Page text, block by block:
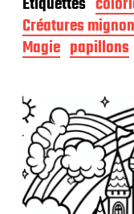
e
d
e
p
l
i
c
a
t
i
o
Créatures
Magie papillons